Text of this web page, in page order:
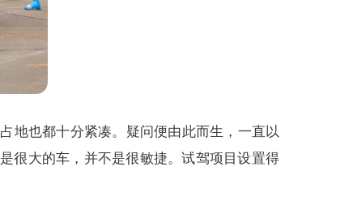
地也都十分紧凑。疑问便由此而生，一直以
很大的车，并不是很敏捷。试驾项目设置得